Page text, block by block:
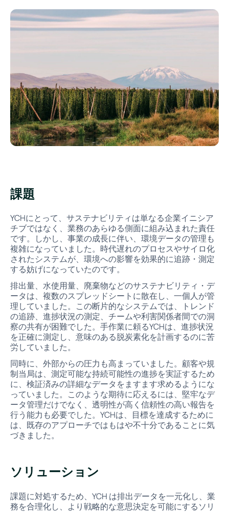
課題
YCHにとって、サステナビリティは単なる企業イニシア
チブではなく、業務のあらゆる側面に組み込まれた責任
です。しかし、事業の成長に伴い、環境データの管理も
複雑になっていました。時代遅れのプロセスやサイロ化
されたシステムが、環境への影響を効果的に追跡・測定
する妨げになっていたのです。
排出量、水使用量、廃棄物などのサステナビリティ・デ
ータは、複数のスプレッドシートに散在し、一個人が管
理していました。この断片的なシステムでは、トレンド
の追跡、進捗状況の測定、チームや利害関係者間での洞
察の共有が困難でした。手作業に頼るYCHは、進捗状況
を正確に測定し、意味のある脱炭素化を計画するのに苦
労していました。
同時に、外部からの圧力も高まっていました。顧客や規
制当局は、測定可能な持続可能性の進捗を実証するため
に、検証済みの詳細なデータをますます求めるようにな
っていました。このような期待に応えるには、堅牢なデ
ータ管理だけでなく、透明性が高く信頼性の高い報告を
行う能力も必要でした。YCHは、目標を達成するために
は、既存のアプローチではもはや不十分であることに気
づきました。
ソリューション
課題に対処するため、YCH は排出データを一元化し、業
務を合理化し、より戦略的な意思決定を可能にするソリ